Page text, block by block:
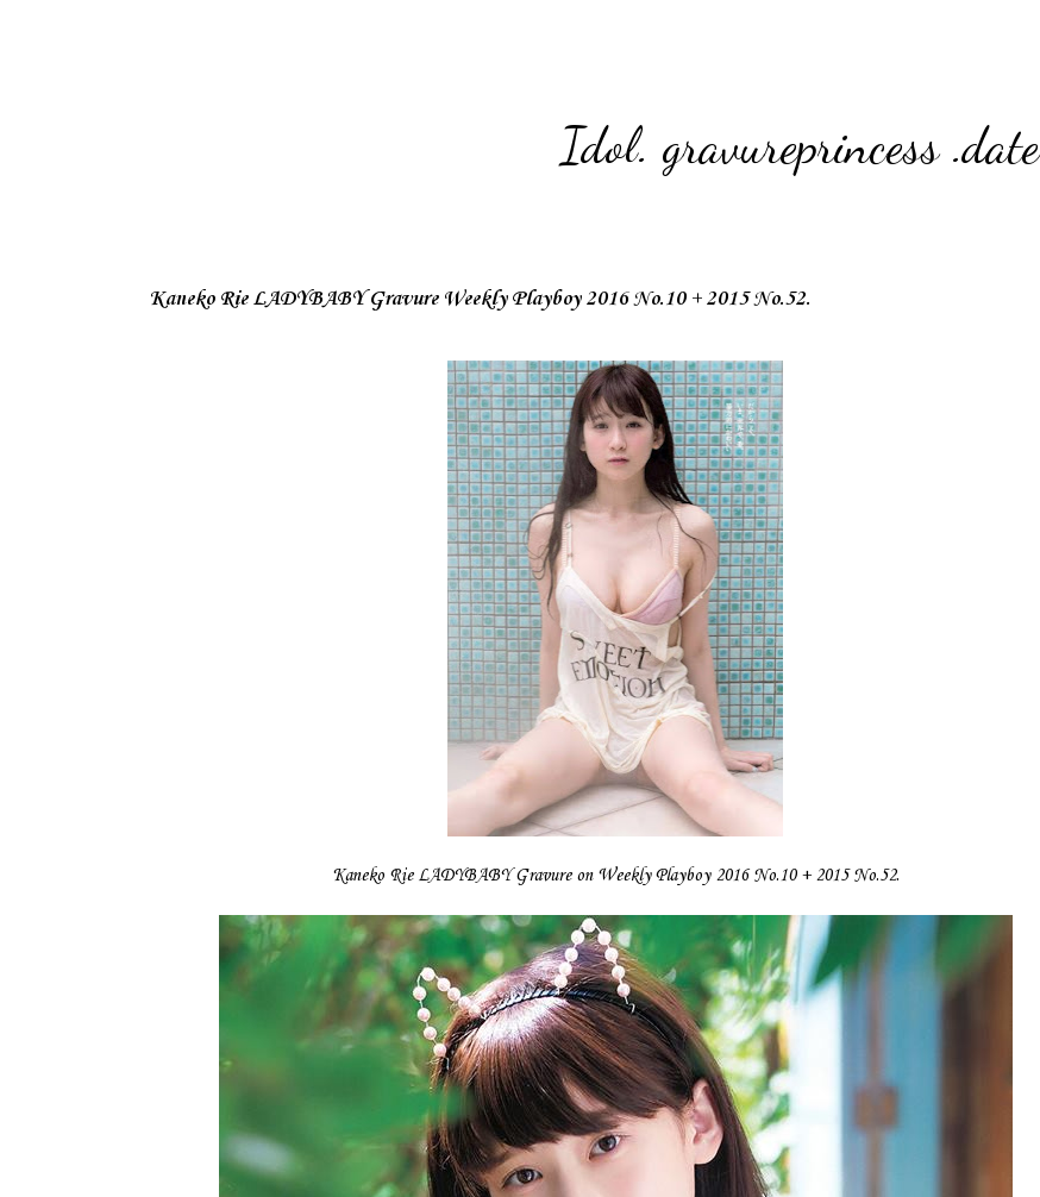
Idol. gravureprincess .date
Kaneko Rie LADYBABY Gravure Weekly Playboy 2016 No.10 + 2015 No.52.
Kaneko Rie LADYBABY Gravure on Weekly Playboy 2016 No.10 + 2015 No.52.